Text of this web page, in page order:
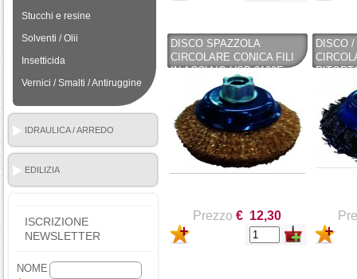
Stucchi e resine
Solventi / Olii
Insetticida
Vernici / Smalti / Antiruggine
IDRAULICA / ARREDO
BAGNO
EDILIZIA
ISCRIZIONE
NEWSLETTER
NOME
DISCO SPAZZOLA
CIRCOLARE CONICA FILI
IN ACCIAIO HSD 0100E
0,30MM JAZ-ZUBIAURRE
Prezzo € 12,30
DISCO